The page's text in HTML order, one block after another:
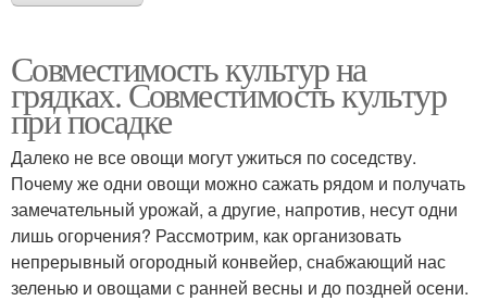
Совместимость культур на
грядках. Совместимость культур
при посадке
Далеко не все овощи могут ужиться по соседству.
Почему же одни овощи можно сажать рядом и получать
замечательный урожай, а другие, напротив, несут одни
лишь огорчения? Рассмотрим, как организовать
непрерывный огородный конвейер, снабжающий нас
зеленью и овощами с ранней весны и до поздней осени.